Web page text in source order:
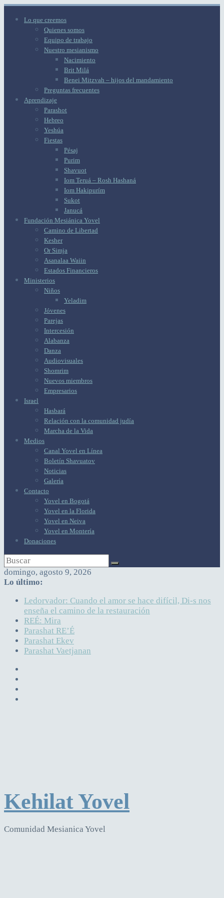
Lo que creemos
Quienes somos
Equipo de trabajo
Nuestro mesianismo
Nacimiento
Brit Milá
Benei Mitzvah – hijos del mandamiento
Preguntas frecuentes
Aprendizaje
Parashot
Hebreo
Yeshúa
Fiestas
Pésaj
Purim
Shavuot
Iom Teruá – Rosh Hashaná
Iom Hakipurím
Sukot
Janucá
Fundación Mesiánica Yovel
Camino de Libertad
Kesher
Or Simja
Asanalaa Waiin
Estados Financieros
Ministerios
Niños
Yeladim
Jóvenes
Parejas
Intercesión
Alabanza
Danza
Audiovisuales
Shomrim
Nuevos miembros
Empresarios
Israel
Hasbará
Relación con la comunidad judía
Marcha de la Vida
Medios
Canal Yovel en Línea
Boletín Shavuatov
Noticias
Galería
Contacto
Yovel en Bogotá
Yovel en la Florida
Yovel en Neiva
Yovel en Montería
Donaciones
domingo, agosto 9, 2026
Lo último:
Ledorvador: Cuando el amor se hace difícil, Di-s nos
enseña el camino de la restauración
REÉ: Mira
Parashat RE’É
Parashat Ekev
Parashat Vaetjanan
Kehilat Yovel
Comunidad Mesianica Yovel